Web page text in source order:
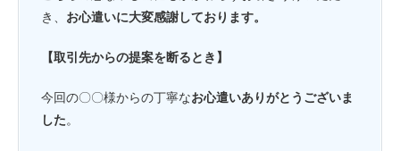
き、 お心遣いに大変感謝しております。
【取引先からの提案を断るとき】
今回の〇〇様からの丁寧なお心遣いありがとうございま
した。